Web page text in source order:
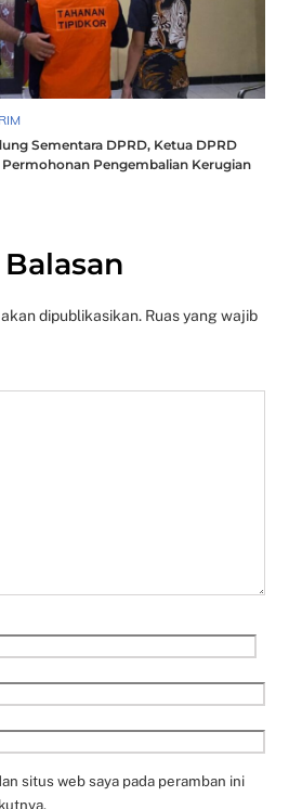
Sementara DPRD, Ketua DPRD
Pengembalian Kerugian
dipublikasikan. Ruas yang wajib
situs web saya pada peramban ini